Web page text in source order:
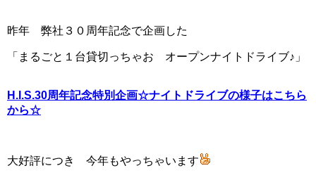
昨年 弊社３０周年記念で企画した
「まるごと１台貸切っちゃお オープンナイトドライブ♪」
H.I.S.30周年記念特別企画☆ナイトドライブの様子はこちら
から☆
大好評につき 今年もやっちゃいます